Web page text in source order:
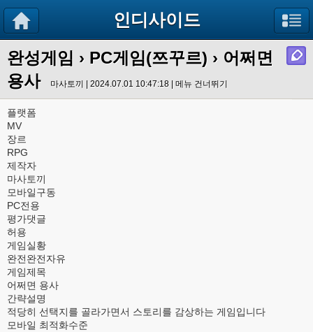
인디사이드
완성게임 › PC게임(쯔꾸르) › 어쩌면
용사
마사토끼 | 2024.07.01 10:47:18 | 메뉴 건너뛰기
플랫폼
MV
장르
RPG
제작자
마사토끼
모바일구동
PC전용
평가댓글
허용
게임실황
완전완전자유
게임제목
어쩌면 용사
간략설명
적당히 선택지를 골라가면서 스토리를 감상하는 게임입니다
모바일 최적화수준